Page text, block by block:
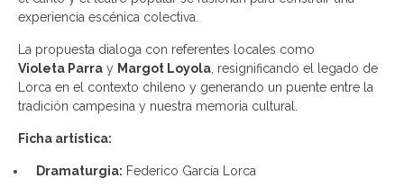
experiencia escénica colectiva.
La propuesta dialoga con referentes locales como
Violeta Parra y Margot Loyola, resignificando el legado de
Lorca en el contexto chileno y generando un puente entre la
tradición campesina y nuestra memoria cultural.
Ficha artística:
Dramaturgia: Federico García Lorca